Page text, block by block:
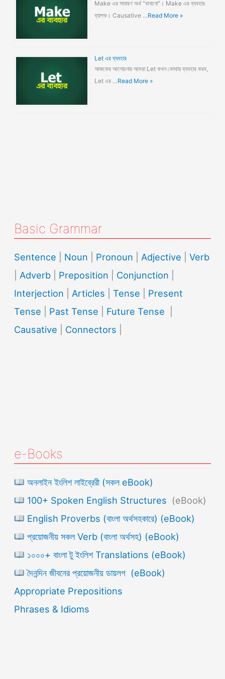
Make এর সাধারণ অর্থ "বানানো"। Make এর ব্যবহার
ব্যাপক। Causative …Read More »
Let এর ব্যবহার
আজকের আলোচনায় আমরা Let কখন কোথায় ব্যবহার করব,
Let এর …Read More »
Basic Grammar
Sentence Noun Pronoun Adjective |Verb
Adverb Preposition Conjunction
Interjection
Articles |Tense
Present
Tense
Past Tense Future Tense
Causative
Connectors
e-Books
অনলাইন ইংলিশ লাইব্রেরী (সকল eBook)
100+ Spoken English Structures (eBook)
English Proverbs (বাংলা অর্থসহকারে) (eBook)
প্রয়োজনীয় সকল Verb (বাংলা অর্থসহ) (eBook)
১০০০+ বাংলা টু ইংলিশ Translations (eBook)
দৈনন্দিন জীবনের প্রয়োজনীয় ডায়লগ (eBook)
Appropriate Prepositions
Phrases & Idioms